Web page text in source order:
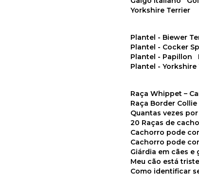
Plantel - Biewer
Plantel - Cocker
Plantel - Papillon
Plantel -
Raça Whippet –
Raça Border
Quantas vezes
20 Raças de
Cachorro pode
Cachorro pode
Giárdia em cães
Meu cão está
Como identificar
Yorkshire Terrier